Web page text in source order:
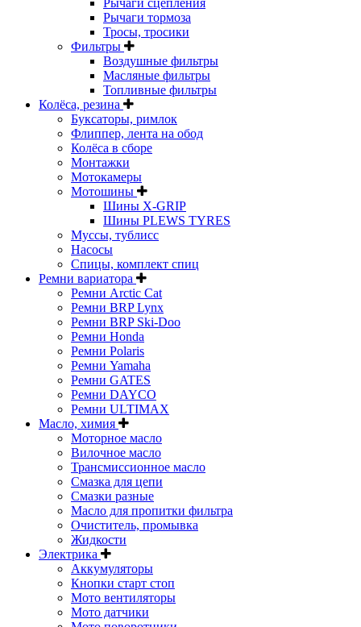
Рычаги тормоза
Тросы, тросики
Фильтры
Воздушные фильтры
Масляные фильтры
Топливные фильтры
Колёса, резина
Буксаторы, римлок
Флиппер, лента на обод
Колёса в сборе
Монтажки
Мотокамеры
Мотошины
Шины X-GRIP
Шины PLEWS TYRES
Муссы, тублисс
Насосы
Спицы, комплект спиц
Ремни вариатора
Ремни Arctic Cat
Ремни BRP Lynx
Ремни BRP Ski-Doo
Ремни Honda
Ремни Polaris
Ремни Yamaha
Ремни GATES
Ремни DAYCO
Ремни ULTIMAX
Масло, химия
Моторное масло
Вилочное масло
Трансмиссионное масло
Смазка для цепи
Смазки разные
Масло для пропитки фильтра
Очиститель, промывка
Жидкости
Электрика
Аккумуляторы
Кнопки старт стоп
Мото вентиляторы
Мото датчики